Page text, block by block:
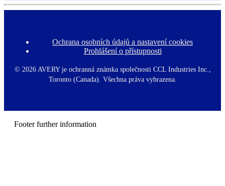
F
o
t
e
Ochrana osobních údajů a nastavení cookies
Prohlášení o přístupnosti
© 2026 AVERY je ochranná známka společnosti CCL Industries Inc.,
Toronto (Canada). Všechna práva vyhrazena.
Footer further information